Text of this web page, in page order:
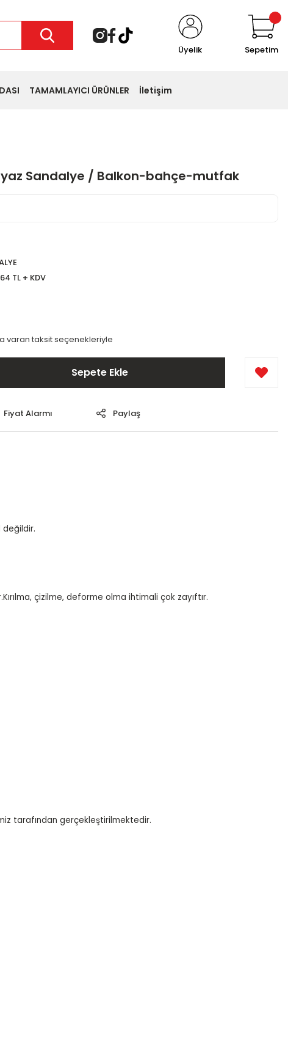
Üyelik Sepetim
TAMAMLAYICI ÜRÜNLER İletişim
Sandalye / Balkon-bahçe-mutfak
TL + KDV
varan taksit seçenekleriyle
Sepete Ekle
Fiyat Alarmı Paylaş
değildir.
çizilme, deforme olma ihtimali çok zayıftır.
tarafından gerçekleştirilmektedir.